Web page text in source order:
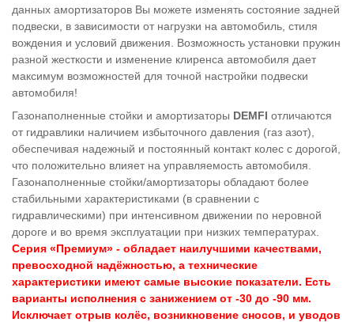
данных амортизаторов Вы можете изменять состояние задней
подвески, в зависимости от нагрузки на автомобиль, стиля
вождения и условий движения. Возможность установки пружин
разной жесткости и изменение клиренса автомобиля дает
максимум возможностей для точной настройки подвески
автомобиля!
Газонаполненные стойки и амортизаторы DEMFI отличаются
от гидравлики наличием избыточного давления (газ азот),
обеспечивая надежный и постоянный контакт колес с дорогой,
что положительно влияет на управляемость автомобиля.
Газонаполненные стойки/амортизаторы обладают более
стабильными характеристиками (в сравнении с
гидравлическими) при интенсивном движении по неровной
дороге и во время эксплуатации при низких температурах.
Серия «Премиум» - обладает наилучшими качествами,
превосходной надёжностью, а технические
характеристики имеют самые высокие показатели. Есть
варианты исполнения с занижением от -30 до -90 мм.
Исключает отрыв колёс, возникновение сносов, и уводов